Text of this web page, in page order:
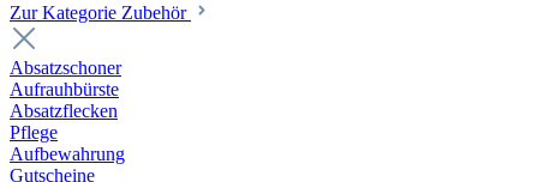
Zur Kategorie Zubehör
Absatzschoner
Aufrauhbürste
Absatzflecken
Pflege
Aufbewahrung
Gutscheine